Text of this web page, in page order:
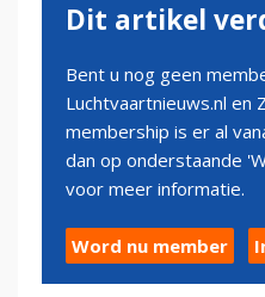
Dit artikel
Bent u nog geen
Luchtvaartnieuws.nl en
membership is er al
dan op onderstaande
voor meer informatie.
Word nu member